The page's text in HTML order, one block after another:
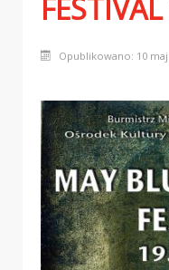
Opublikowano: 10 maj